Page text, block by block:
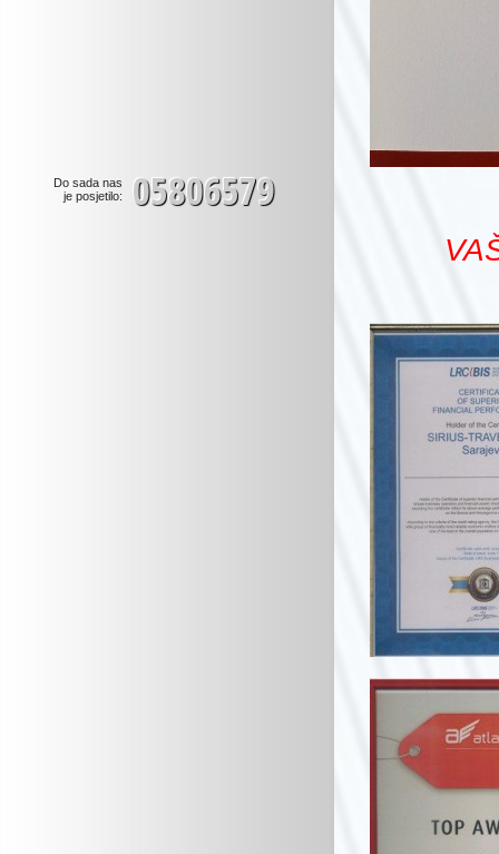
Do sada nas
je posjetilo:
05806579